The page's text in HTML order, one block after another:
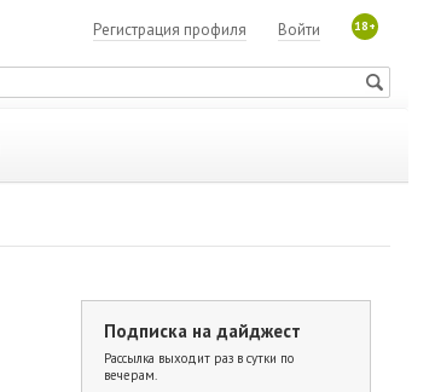
18+
Войти
Регистрация профиля
Подписка на дайджест
Рассылка выходит раз в сутки по
вечерам.